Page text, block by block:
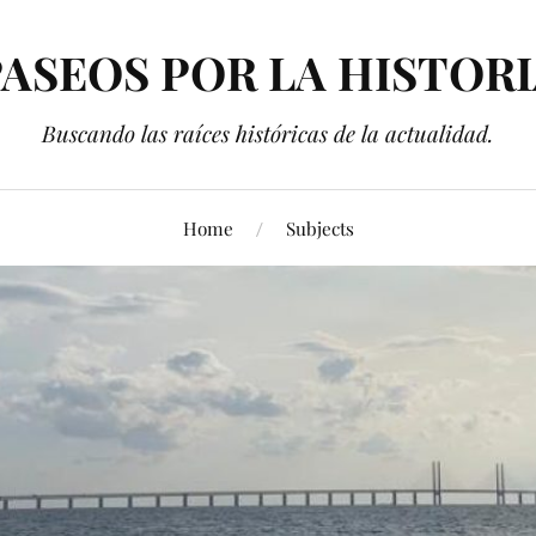
POR LA
Buscando las raíces históricas de la actualidad.
Home Subjects